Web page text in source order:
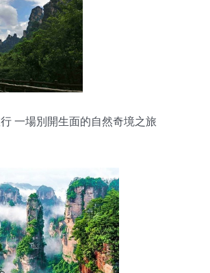
一場別開生面的自然奇境之旅